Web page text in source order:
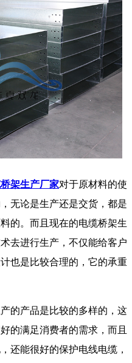
架生产厂家对于原材料的使
无论是生产还是交货，都是
的。而且现在的电缆桥架生
去进行生产，不仅能给客户
也是比较合理的，它的承重
的产品是比较的多样的，这
的满足消费者的需求，而且
还能很好的保护电线电缆，